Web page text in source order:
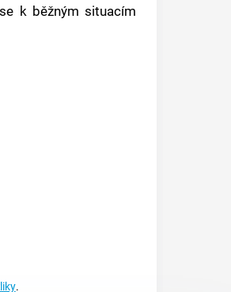
k běžným situacím
.